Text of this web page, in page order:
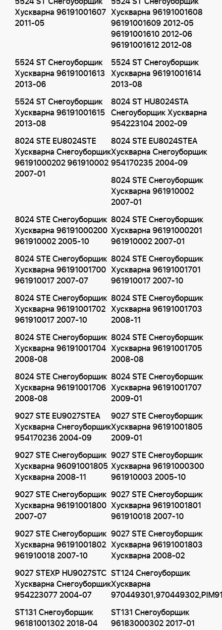
Хускварна 96191001607
2011-05
Хускварна 96191001608
96191001609 2012-05
96191001610 2012-06
96191001612 2012-08
5524 ST Снегоуборщик
Хускварна 96191001613
2013-06
5524 ST Снегоуборщик
Хускварна 96191001614
2013-08
5524 ST Снегоуборщик
Хускварна 96191001615
2013-08
8024 ST HU8024STA
Снегоуборщик Хускварна
954223104 2002-09
8024 STE EU8024STE
Хускварна Снегоуборщик
96191000202 961910002
2007-01
8024 STE EU8024STEA
Хускварна Снегоуборщик
954170235 2004-09
8024 STE Снегоуборщик
Хускварна 961910002
2007-01
8024 STE Снегоуборщик
Хускварна 96191000200
961910002 2005-10
8024 STE Снегоуборщик
Хускварна 96191000201
961910002 2007-01
8024 STE Снегоуборщик
Хускварна 96191001700
961910017 2007-07
8024 STE Снегоуборщик
Хускварна 96191001701
961910017 2007-10
8024 STE Снегоуборщик
Хускварна 96191001702
961910017 2007-10
8024 STE Снегоуборщик
Хускварна 96191001703
2008-11
8024 STE Снегоуборщик
Хускварна 96191001704
2008-08
8024 STE Снегоуборщик
Хускварна 96191001705
2008-08
8024 STE Снегоуборщик
Хускварна 96191001706
2008-08
8024 STE Снегоуборщик
Хускварна 96191001707
2009-01
9027 STE EU9027STEA
Хускварна Снегоуборщик
954170236 2004-09
9027 STE Снегоуборщик
Хускварна 96191001805
2009-01
9027 STE Снегоуборщик
Хускварна 96091001805
Хускварна 2008-11
9027 STE Снегоуборщик
Хускварна 96191000300
961910003 2005-10
9027 STE Снегоуборщик
Хускварна 96191001800
2007-07
9027 STE Снегоуборщик
Хускварна 96191001801
961910018 2007-10
9027 STE Снегоуборщик
Хускварна 96191001802
961910018 2007-10
9027 STE Снегоуборщик
Хускварна 96191001803
Хускварна 2008-02
9027 STEXP HU9027STC
Хускварна Снегоуборщик
954223077 2004-07
ST124 Снегоуборщик
Хускварна
ST131 Снегоуборщик
96181001302 2018-04
ST131 Снегоуборщик
96183000302 2017-01